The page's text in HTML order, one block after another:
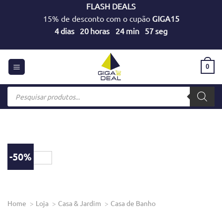
FLASH DEALS
15% de desconto com o cupão GIGA15
4dias 20 horas 24 min 57seg
0
Products
search
-50%
Home Loja Casa & Jardim Casa de Banho